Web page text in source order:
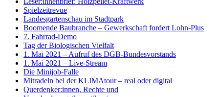
Spielzeitrevue
Landesgartenschau im Stadtpark
Boomende Baubranche – Gewerkschaft fordert Lohn-Plus
7. Fahrrad-Demo
Tag der Biologischen Vielfalt
1. Mai 2021 – Aufruf des DGB-Bundesvorstands
1. Mai 2021 – Live-Stream
Die Minijob-Falle
Mitradeln bei der KLIMAtour – real oder digital
Querdenker:innen, Rechte und